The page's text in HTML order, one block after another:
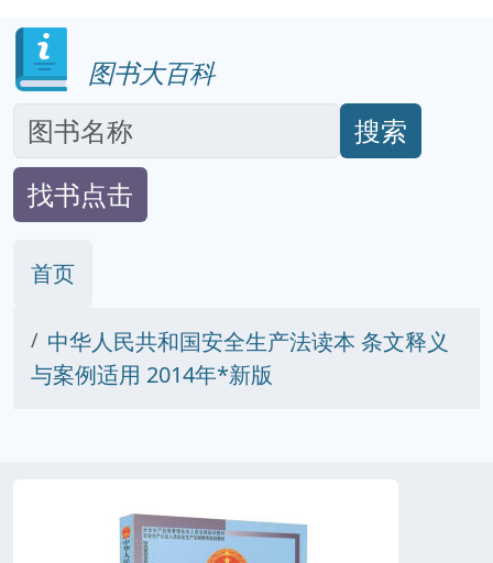
图书大百科
搜索
找书点击
首页
中华人民共和国安全生产法读本 条文释义
与案例适用 2014年*新版